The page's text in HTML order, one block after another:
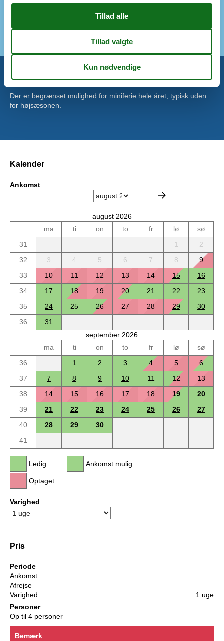
Der er begrænset mulighed for miniferie hele året, typisk uden
for højsæsonen.
Kalender
Ankomst
august 2026
ma
ti on to fr lø
sø
31
1
2
32
3 4 5 6 7 8
9
33
10 11 12 13 14 15
16
34
17 18 19 20 21 22
23
35
24 25 26 27 28 29
30
36
31
september 2026
ma
ti on to fr lø
sø
36
1 2 3 4 5
6
37
7 8 9 10 11 12
13
38
14 15 16 17 18 19
20
39
21 22 23 24 25 26
27
40
28 29
30
41
Ledig
Optaget
Ankomst mulig
Varighed
Pris
Periode
Ankomst
Afrejse
Varighed
1 uge
Personer
Op til 4 personer
Bemærk